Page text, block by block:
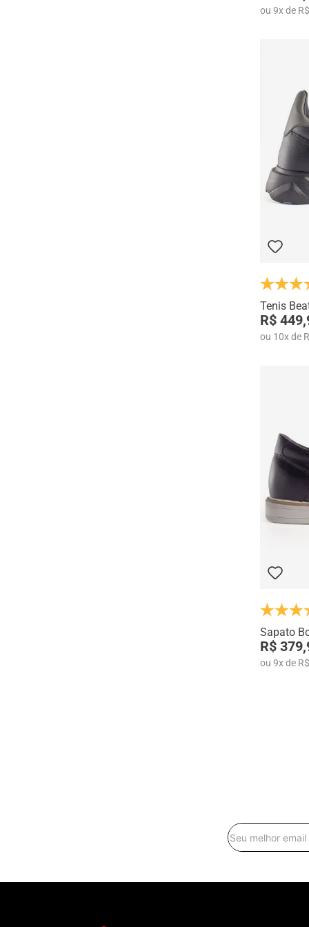
ou 9xde
Tenis
R$
ou 10xde
Sapato
R$
ou 9xde